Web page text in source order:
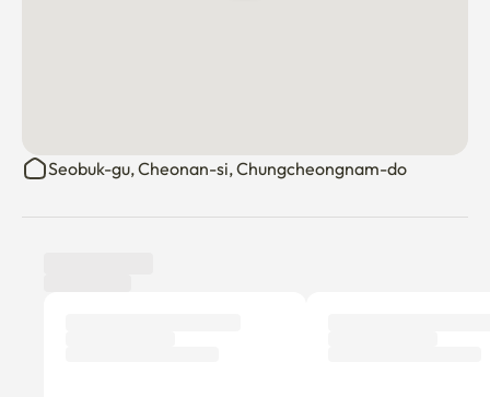
Seobuk-gu, Cheonan-si, Chungcheongnam-do